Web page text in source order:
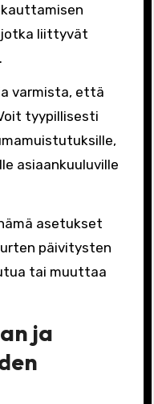
jotka liittyvät
varmista, että
tyypillisesti
asiaankuuluville
asetukset
päivitysten
tai muuttaa
ja